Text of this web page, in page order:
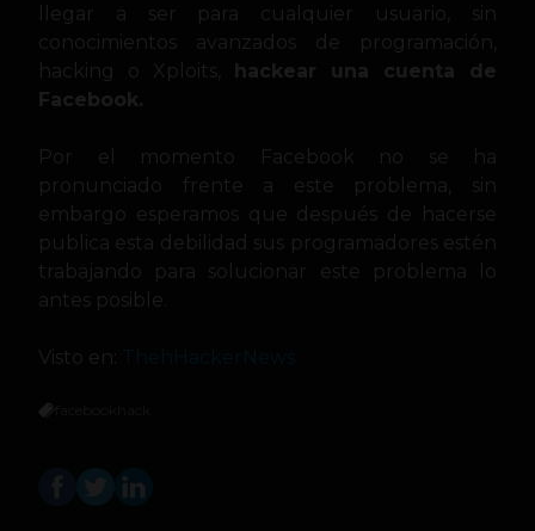
llegar a ser para cualquier usuario, sin
conocimientos avanzados de programación,
hacking o Xploits, hackear una cuenta de
Facebook.
Por el momento Facebook no se ha
pronunciado frente a este problema, sin
embargo esperamos que después de hacerse
publica esta debilidad sus programadores estén
trabajando para solucionar este problema lo
antes posible.
Visto en: